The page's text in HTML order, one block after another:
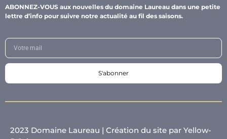
ABONNEZ-VOUS aux nouvelles du domaine Laureau dans une petite
lettre d’info pour suivre notre actualité au fil des saisons.
S'abonner
2023 Domaine Laureau | Création du site par Yellow-